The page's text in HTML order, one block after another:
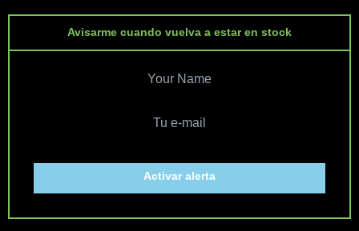
Avisarme cuando vuelva a estar en stock
Activar alerta